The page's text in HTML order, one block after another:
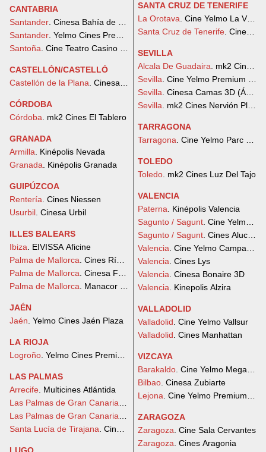
CANTABRIA
Santander . Cinesa Bahía de Santander 3D
Santander . Yelmo Cines Premium Peñacastillo
Santoña . Cine Teatro Casino Liceo Santoña
CASTELLÓN/CASTELLÓ
Castellón de la Plana . Cinesa La Salera
CÓRDOBA
Córdoba . mk2 Cines El Tablero
GRANADA
Armilla . Kinépolis Nevada
Granada . Kinépolis Granada
GUIPÚZCOA
Rentería . Cines Niessen
Usurbil . Cinesa Urbil
ILLES BALEARS
Ibiza . EIVISSA Aficine
Palma de Mallorca . Cines Rívoli
Palma de Mallorca . Cinesa Festival Park 3D
Palma de Mallorca . Manacor Aficine
JAÉN
Jaén . Yelmo Cines Jaén Plaza
LA RIOJA
Logroño . Yelmo Cines Premium Berceo
LAS PALMAS
Arrecife . Multicines Atlántida
Las Palmas de Gran Canaria . Cine Yelmo Las Arenas
Las Palmas de Gran Canaria . Cine Yelmo Premium Alisios
Santa Lucía de Tirajana . Cine Yelmo Vecindario
SANTA CRUZ DE TENERIFE
La Orotava . Cine Yelmo La Villa-
Santa Cruz de Tenerife . Cine
SEVILLA
Alcala De Guadaira . mk2 Cines
Sevilla . Cine Yelmo Premium
Sevilla . Cinesa Camas 3D
Sevilla . mk2 Cines Nervión Plaza
TARRAGONA
Tarragona . Cine Yelmo Parc
TOLEDO
Toledo . mk2 Cines Luz Del Tajo
VALENCIA
Paterna . Kinépolis Valencia
Sagunto / Sagunt . Cine Yelmo
Sagunto / Sagunt . Cines Alucine
Valencia . Cine Yelmo Campanar
Valencia . Cines Lys
Valencia . Cinesa Bonaire 3D
Valencia . Kinepolis Alzira
VALLADOLID
Valladolid . Cine Yelmo Vallsur
Valladolid . Cines Manhattan
VIZCAYA
Barakaldo . Cine Yelmo Megapark
Bilbao . Cinesa Zubiarte
Lejona . Cine Yelmo Premium
ZARAGOZA
Zaragoza . Cine Sala Cervantes
Zaragoza . Cines Aragonia